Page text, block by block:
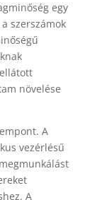
egy
szerszámok
növelése
A
vezérlésű
A